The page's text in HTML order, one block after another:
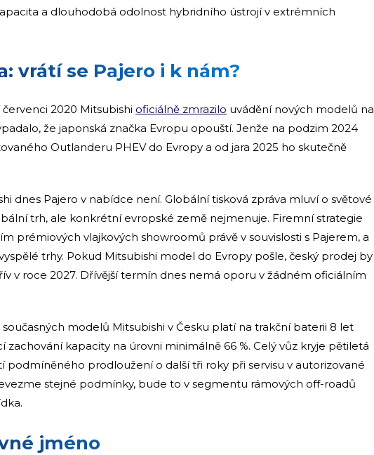
a dlouhodobá odolnost hybridního ústrojí v extrémních
vrátí se Pajero i k nám?
2020 Mitsubishi oficiálně zmrazilo uvádění nových modelů na
že japonská značka Evropu opouští. Jenže na podzim 2024
Outlanderu PHEV do Evropy a od jara 2025 ho skutečně
dnes Pajero v nabídce není. Globální tisková zpráva mluví o světové
trh, ale konkrétní evropské země nejmenuje. Firemní strategie
prémiových vlajkových showroomů právě v souvislosti s Pajerem, a
trhy. Pokud Mitsubishi model do Evropy pošle, český prodej by
v roce 2027. Dřívější termín dnes nemá oporu v žádném oficiálním
současných modelů Mitsubishi v Česku platí na trakční baterii 8 let
zachování kapacity na úrovni minimálně 66 %. Celý vůz kryje pětiletá
podmíněného prodloužení o další tři roky při servisu v autorizované
stejné podmínky, bude to v segmentu rámových off-roadů
jméno